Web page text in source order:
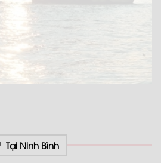
Tại Ninh Bình